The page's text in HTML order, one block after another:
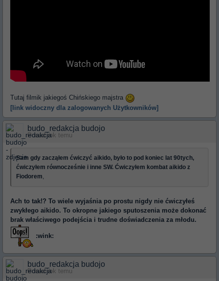
Tutaj filmik jakiegoś Chińskiego majstra
[link widoczny dla zalogowanych Użytkowników]
budo_redakcja budojo
Ponad rok temu
Sam gdy zacząłem ćwiczyć aikido, było to pod koniec lat 90tych,
ćwiczyłem równocześnie i inne SW. Ćwiczyłem kombat aikido z
Fiodorem
Ach to tak!? To wiele wyjaśnia po prostu nigdy nie ćwiczyłeś
zwykłego aikido. To okropne jakiego sputoszenia może dokonać
brak właściwego podejścia i trudne doświadczenia za młodu.
:wink:
budo_redakcja budojo
Ponad rok temu